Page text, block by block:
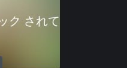
ク されて